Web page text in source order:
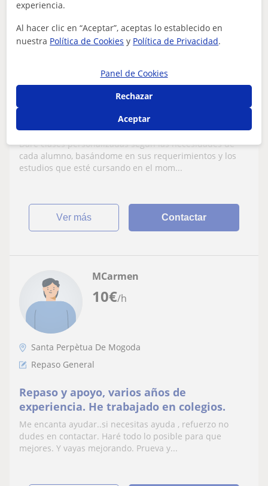
Repaso General
estoy cursando cuarto de la carrera de
Daré clases personalizadas según las necesidades de
cada alumno, basándome en sus requerimientos y los
estudios que esté cursando en el mom...
ver más Contactar
10€/h
MCarmen
Santa Perpètua De Mogoda
Repaso General
Repaso y apoyo, varios años de
experiencia. He trabajado en colegios.
Me encanta ayudar..si necesitas ayuda , refuerzo no
dudes en contactar. Haré todo lo posible para que
mejores. Y vayas mejorando. Prueva y...
experiencia.
Al hacer clic en “Aceptar”, aceptas lo establecido en
nuestra Política de Cookies y Política de Privacidad.
Panel de Cookies
Rechazar
Aceptar